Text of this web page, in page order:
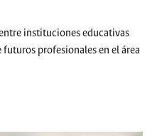
instituciones educativas
profesionales en el área